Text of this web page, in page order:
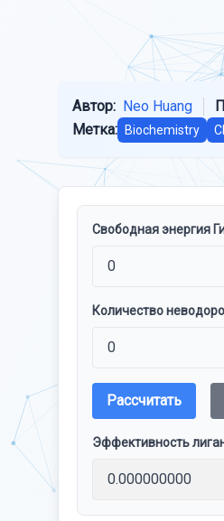
Автор: Neo Huang
Метка:
Biochemistry
Свободная энергия
Количество
Рассчитать
Эффективность